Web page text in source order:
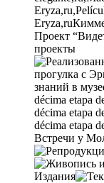
Eryza,ru
Проект
проекты
прогулка с
знаний в
décima etapa
décima etapa
décima etapa
Встречи у
Издания